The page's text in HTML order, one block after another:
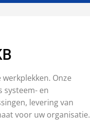
Onze
systeem- en
levering van
voor uw organisatie.